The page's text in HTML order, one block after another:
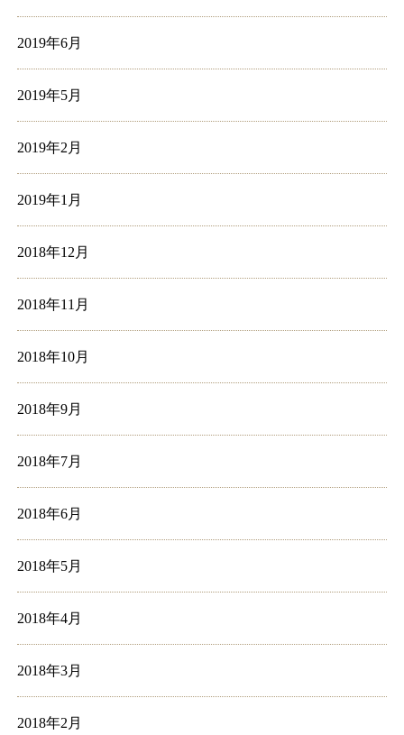
2019年6月
2019年5月
2019年2月
2019年1月
2018年12月
2018年11月
2018年10月
2018年9月
2018年7月
2018年6月
2018年5月
2018年4月
2018年3月
2018年2月